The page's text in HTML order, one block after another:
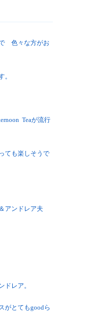
色々な方がお
。
Teaが流行
ても楽しそうで
アンドレア夫
レア。
がとてもgoodら